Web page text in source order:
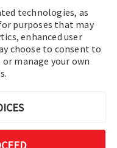
technologies, as
purposes that may
enhanced user
choose to consent to
manage your own
Inc.